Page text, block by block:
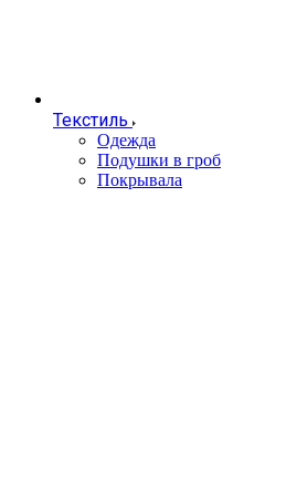
Текстиль
Одежда
Подушки в гроб
Покрывала